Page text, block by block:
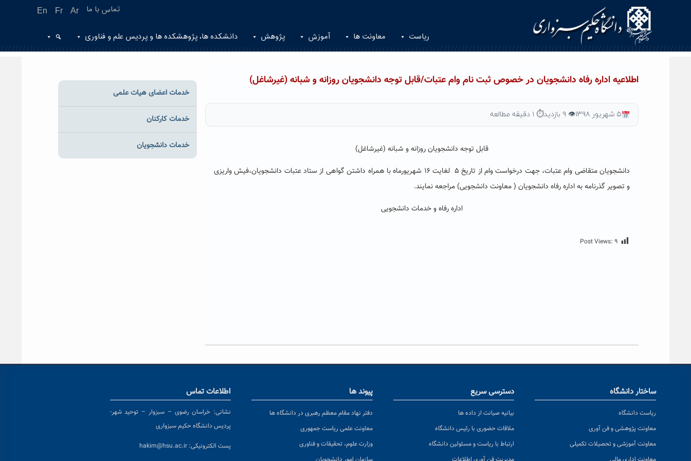
En Fr Ar تماس با ما
ریاست معاونت ها آموزش پژوهش دانشکده ها، پژوهشکده ها و پردیس علم و فناوری
اطلاعیه اداره رفاه دانشجویان در خصوص ثبت نام وام عتبات/قابل توجه دانشجویان روزانه و شبانه (غیرشاغل)
۵ شهریور ۱۳۹۸ 👁 ۹ بازدید ⏱ ۱ دقیقه مطالعه
قابل توجه دانشجویان روزانه و شبانه (غیرشاغل)
دانشجویان متقاضی وام عتبات، جهت درخواست وام از تاریخ ۵ لغایت ۱۶ شهریورماه با همراه داشتن
گواهی از ستاد عتبات دانشجویان،فیش واریزی
و تصویر گذرنامهبه اداره رفاه دانشجویان ( معاونت دانشجویی) مراجعه نمایند.
اداره رفاه و خدمات دانشجویی
Post Views: ۹
خدمات اعضای هیات علمی
خدمات کارکنان
خدمات دانشجویان
ساختار دانشگاه
ریاست دانشگاه
معاونت پژوهشی و فن آوری
معاونت آموزشی و تحصیلات تکمیلی
دسترسی سریع
بیانیه صیانت از داده ها
ملاقات حضوری با رئیس دانشگاه
ارتباط با ریاست و مسئولین دانشگاه
پیوند ها
دفتر نهاد مقام معظم رهبری در دانشگاه ها
معاونت علمی ریاست جمهوری
وزارت علوم، تحقیقات و فناوری
اطلاعات تماس
نشانی: خراسان رضوی – سبزوار – توحید شهر-
پردیس دانشگاه حکیم سبزواری
پست الکترونیکی: hakim@hsu.ac.ir